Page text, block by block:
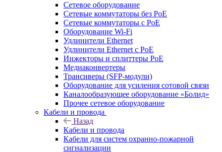
Сетевое оборудование
Сетевые коммутаторы без PoE
Сетевые коммутаторы с PoE
Оборудование Wi-Fi
Удлинители Ethernet
Удлинители Ethernet с PoE
Инжекторы и сплиттеры PoE
Медиаконвертеры
Трансиверы (SFP-модули)
Оборудование для усиления сотовой связи
Каналообразующее оборудование «Болид»
Прочее сетевое оборудование
Кабели и провода
Назад
Кабели и провода
Кабели для систем охранно-пожарной
сигнализации